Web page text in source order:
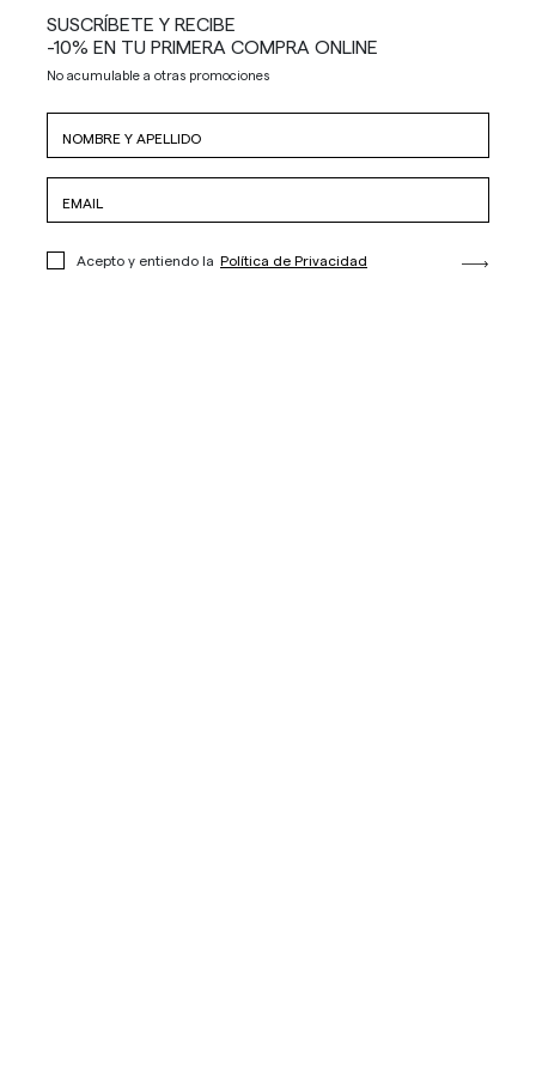
SUSCRÍBETE Y RECIBE
-10% EN TU PRIMERA COMPRA ONLINE
No acumulable a otras promociones
Acepto y entiendo la Política de Privacidad